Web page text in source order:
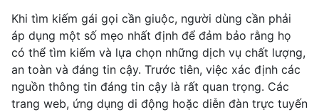
Khi tìm kiếm gái gọi cần giuộc, người dùng cần phải
áp dụng một số mẹo nhất định để đảm bảo rằng họ
có thể tìm kiếm và lựa chọn những dịch vụ chất lượng,
an toàn và đáng tin cậy. Trước tiên, việc xác định các
nguồn thông tin đáng tin cậy là rất quan trọng. Các
trang web, ứng dụng di động hoặc diễn đàn trực tuyến